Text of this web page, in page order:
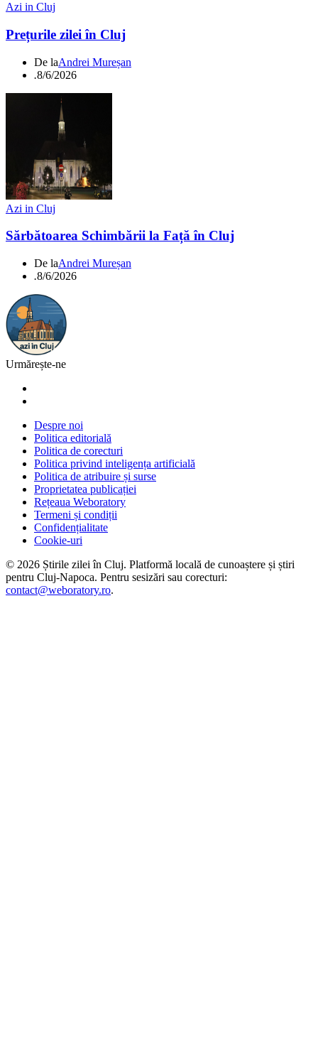
Azi in Cluj
Prețurile zilei în Cluj
De laAndrei Mureșan
.8/6/2026
Azi in Cluj
Sărbătoarea Schimbării la Față în Cluj
De laAndrei Mureșan
.8/6/2026
Urmărește-ne
Despre noi
Politica editorială
Politica de corecturi
Politica privind inteligența artificială
Politica de atribuire și surse
Proprietatea publicației
Rețeaua Weboratory
Termeni și condiții
Confidențialitate
Cookie-uri
© 2026 Știrile zilei în Cluj. Platformă locală de cunoaștere și știri
pentru Cluj-Napoca. Pentru sesizări sau corecturi:
contact@weboratory.ro.